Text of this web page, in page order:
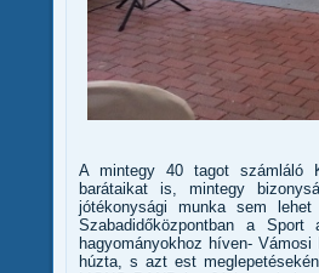
A mintegy 40 tagot számláló
barátaikat is, mintegy
jótékonysági munka sem
Szabadidőközpontban a
hagyományokhoz híven-
húzta, s azt est